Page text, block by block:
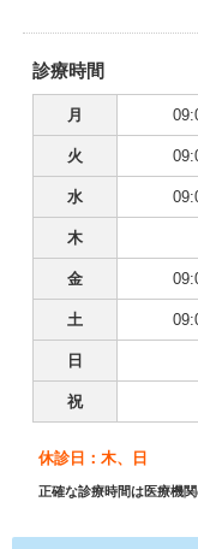
診療時間
月
火
水
木
金
土
日
祝
休診日：木、日
正確な診療時間は医療機